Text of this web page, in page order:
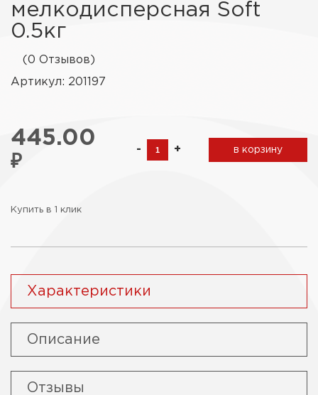
мелкодисперсная Soft
0.5кг
(0 Отзывов)
Артикул: 201197
445.00
₽
- + в корзину
Купить в 1 клик
Характеристики
Описание
Отзывы